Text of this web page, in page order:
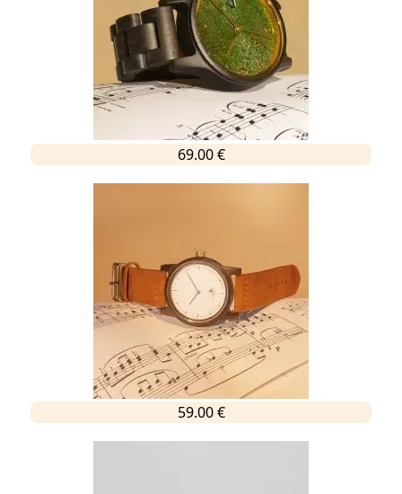
69.00 €
59.00 €